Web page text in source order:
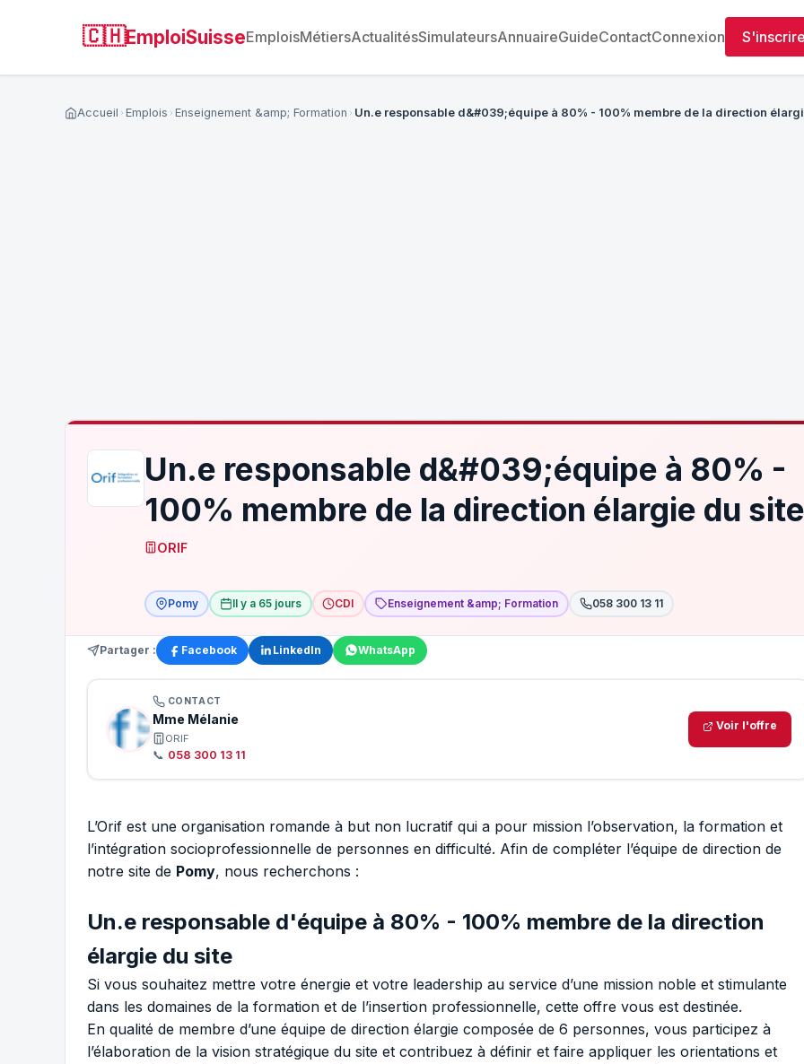
🇨🇭EmploiSuisseEmploisMétiersActualitésSimulateursAnnuaireGuideContactConnexion
Accueil Emplois Enseignement &amp; Formation Un.e responsable d&#039;équipe à 80% - 100% membre de la direction
Un.e responsable d&#039;équipe à 80% -
100% membre de la direction élargie du site
ORIF
Pomy Il y a 65 jours CDI Enseignement &amp; Formation 058 300 13 11
Partager : Facebook LinkedIn WhatsApp
CONTACT
Mme Mélanie
ORIF
📞 058 300 13 11
Voir l'offre
L’Orif est une organisation romande à but non lucratif qui a pour mission l’observation, la formation et
l’intégration socioprofessionnelle de personnes en difficulté. Afin de compléter l’équipe de direction de
notre site de Pomy, nous recherchons :
Un.e responsable d'équipe à 80% - 100% membre de la direction
élargie du site
Si vous souhaitez mettre votre énergie et votre leadership au service d’une mission noble et stimulante
dans les domaines de la formation et de l’insertion professionnelle, cette offre vous est destinée.
En qualité de membre d’une équipe de direction élargie composée de 6 personnes, vous participez à
l’élaboration de la vision stratégique du site et contribuez à définir et faire appliquer les orientations et